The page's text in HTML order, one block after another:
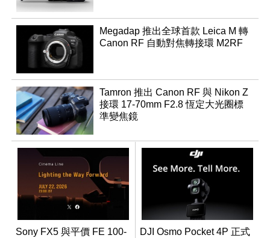
Megadap 推出全球首款 Leica M 轉
Canon RF 自動對焦轉接環 M2RF
Tamron 推出 Canon RF 與 Nikon Z
接環 17-70mm F2.8 恆定大光圈標
準變焦鏡
Sony FX5 與平價 FE 100-
DJI Osmo Pocket 4P 正式